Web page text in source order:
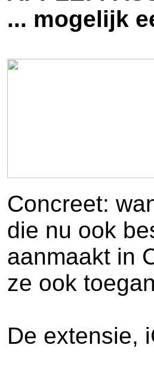
... mogelijk
Concreet:
die nu ook
aanmaakt in
ze ook
De extensie,